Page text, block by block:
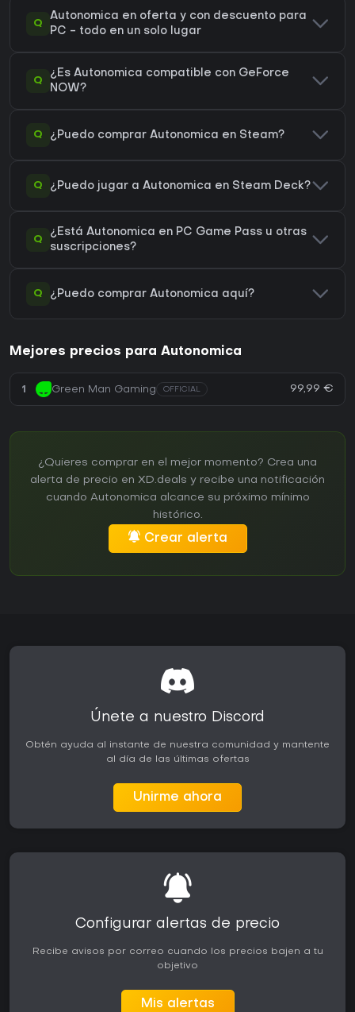
Q
Autonomica en oferta y con descuento para
PC - todo en un solo lugar
Q
¿Es Autonomica compatible con GeForce
NOW?
Q ¿Puedo comprar Autonomica en Steam?
Q ¿Puedo jugar a Autonomica en Steam Deck?
Q
¿Está Autonomica en PC Game Pass u otras
suscripciones?
Q ¿Puedo comprar Autonomica aquí?
Mejores precios para Autonomica
1 Green Man Gaming OFFICIAL 99,99 €
¿Quieres comprar en el mejor momento? Crea una
alerta de precio en XD.deals y recibe una notificación
cuando Autonomica alcance su próximo mínimo
histórico.
Crear alerta
Únete a nuestro Discord
Obtén ayuda al instante de nuestra comunidad y mantente
al día de las últimas ofertas
Unirme ahora
Configurar alertas de precio
Recibe avisos por correo cuando los precios bajen a tu
objetivo
Mis alertas